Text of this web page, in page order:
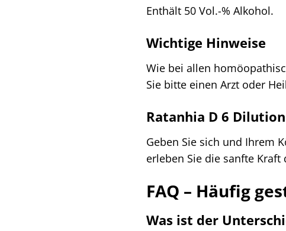
Enthält 50 Vol.-% Alkohol.
Wichtige Hinweise
Wie bei allen
Sie bitte einen Arzt oder
Ratanhia D 6
Geben Sie sich und Ihrem
erleben Sie die sanfte Kraft
FAQ – Häufig
Was ist der